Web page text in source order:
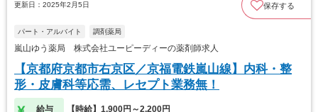
更新日：2025年2月5日 保存する
パート・アルバイト 調剤薬局
嵐山ゆう薬局 株式会社ユーピーディーの薬剤師求人
【京都府京都市右京区／京福電鉄嵐山線】内科・整
形・皮膚科等応需、レセプト業務無！
給与 【時給】1,900円～2,200円